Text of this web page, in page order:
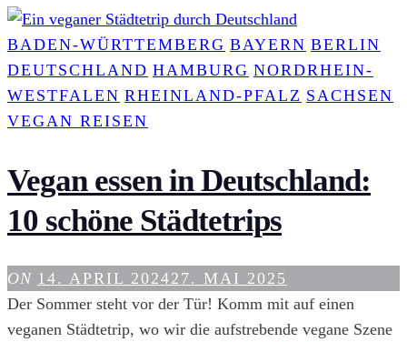
BADEN-WÜRTTEMBERG BAYERN BERLIN
DEUTSCHLAND HAMBURG NORDRHEIN-
WESTFALEN RHEINLAND-PFALZ SACHSEN
VEGAN REISEN
Vegan essen in Deutschland:
10 schöne Städtetrips
ON 14. APRIL 202427. MAI 2025
Der Sommer steht vor der Tür! Komm mit auf einen
veganen Städtetrip, wo wir die aufstrebende vegane Szene